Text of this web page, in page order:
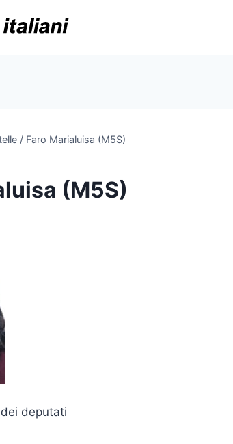
/ Faro Marialuisa (M5S)
(M5S)
deputati